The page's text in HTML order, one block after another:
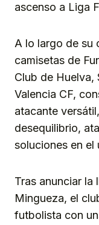
ascenso a Liga
A lo largo de su
camisetas de
Club de Huelva,
Valencia CF,
atacante
desequilibrio,
soluciones en el
Tras anunciar la
Mingueza, el
futbolista con